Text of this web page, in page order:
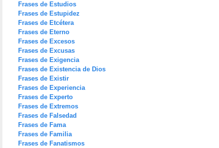
Frases de Estudios
Frases de Estupidez
Frases de Etcétera
Frases de Eterno
Frases de Excesos
Frases de Excusas
Frases de Exigencia
Frases de Existencia de Dios
Frases de Existir
Frases de Experiencia
Frases de Experto
Frases de Extremos
Frases de Falsedad
Frases de Fama
Frases de Familia
Frases de Fanatismos